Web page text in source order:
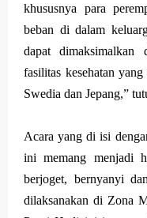
khususnya para
beban di dalam
dapat dimaksimalkan
fasilitas kesehatan
Swedia dan Jepang,”
Acara yang di isi
ini memang menjadi
berjoget, bernyanyi
dilaksanakan di Zona